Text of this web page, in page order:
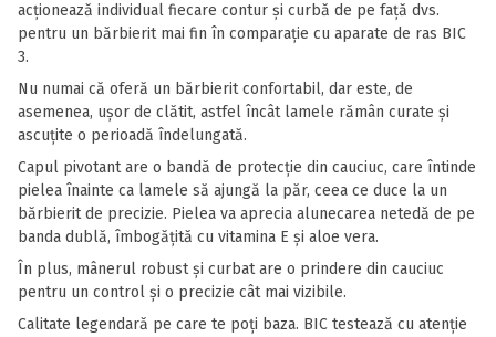
acționează individual fiecare contur și curbă de pe față dvs.
pentru un bărbierit mai fin în comparație cu aparate de ras BIC
3.
Nu numai că oferă un bărbierit confortabil, dar este, de
asemenea, ușor de clătit, astfel încât lamele rămân curate și
ascuțite o perioadă îndelungată.
Capul pivotant are o bandă de protecție din cauciuc, care întinde
pielea înainte ca lamele să ajungă la păr, ceea ce duce la un
bărbierit de precizie. Pielea va aprecia alunecarea netedă de pe
banda dublă, îmbogățită cu vitamina E și aloe vera.
În plus, mânerul robust și curbat are o prindere din cauciuc
pentru un control și o precizie cât mai vizibile.
Calitate legendară pe care te poți baza. BIC testează cu atenție